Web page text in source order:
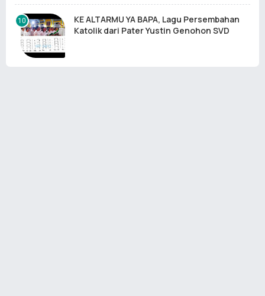
KE ALTARMU YA BAPA, Lagu Persembahan
Katolik dari Pater Yustin Genohon SVD